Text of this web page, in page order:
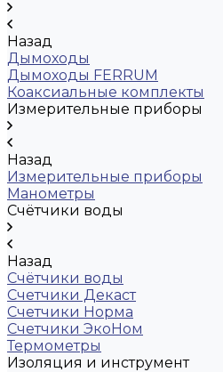
Назад
Дымоходы
Дымоходы FERRUM
Коаксиальные комплекты
Измерительные приборы
Назад
Измерительные приборы
Манометры
Счётчики воды
Назад
Счётчики воды
Счетчики Декаст
Счетчики Норма
Счетчики ЭкоНом
Термометры
Изоляция и инструмент